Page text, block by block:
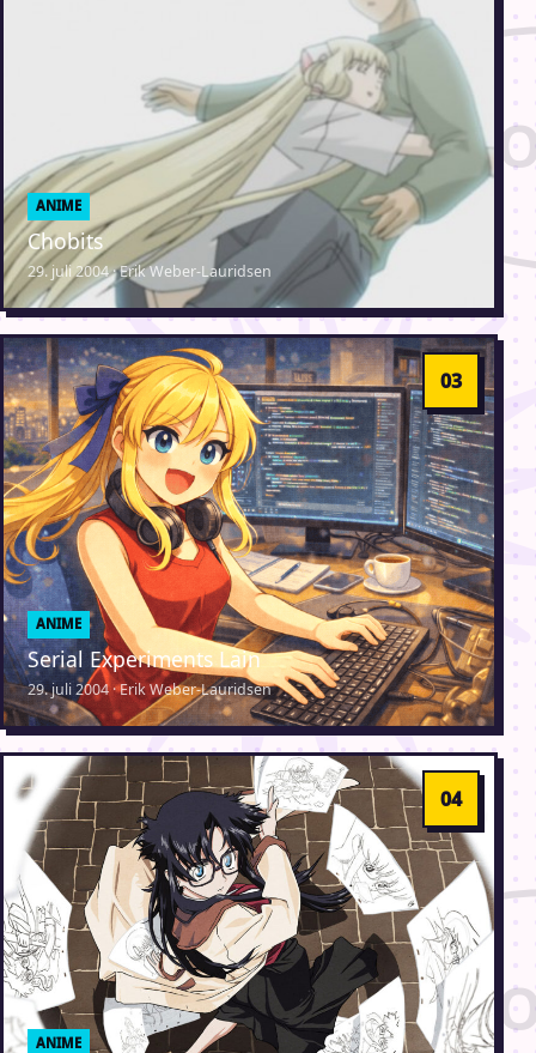
ANIME
Chobits
29. juli 2004 · Erik Weber-Lauridsen
ANIME
Serial Experiments Lain
29. juli 2004 · Erik Weber-Lauridsen
ANIME